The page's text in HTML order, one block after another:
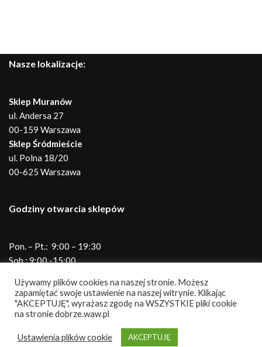
Nasze lokalizacje:
Sklep Muranów
ul. Andersa 27
00-159 Warszawa
Sklep Śródmieście
ul. Polna 18/20
00-625 Warszawa
Godziny otwarcia sklepów
Pon. – Pt.: 9:00 – 19:30
Sob.: 9:00 -15:00
Telefony do sklepów
Andersa
786 867 610
Używamy plików cookies na naszej stronie. Możesz
zapamiętać swoje ustawienie na naszej witrynie. Klikając
"AKCEPTUJĘ", wyrażasz zgodę na WSZYSTKIE pliki cookie
na stronie dobrze.waw.pl
Ustawienia plików cookie AKCEPTUJĘ